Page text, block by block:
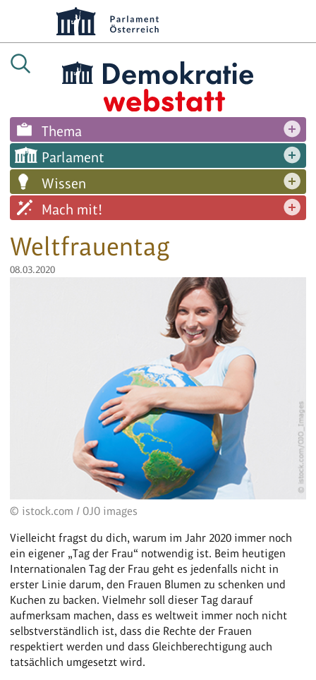
Thema
Parlament
Wissen
Mach mit!
Weltfrauentag
08.03.2020
© istock.com / OJO images
Vielleicht fragst du dich, warum im Jahr 2020 immer noch
ein eigener „Tag der Frau“ notwendig ist. Beim heutigen
Internationalen Tag der Frau geht es jedenfalls nicht in
erster Linie darum, den Frauen Blumen zu schenken und
Kuchen zu backen. Vielmehr soll dieser Tag darauf
aufmerksam machen, dass es weltweit immer noch nicht
selbstverständlich ist, dass die Rechte der Frauen
respektiert werden und dass Gleichberechtigung auch
tatsächlich umgesetzt wird.